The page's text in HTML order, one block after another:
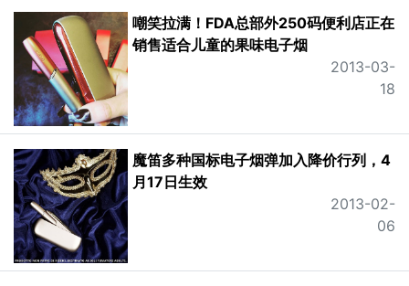
嘲笑拉满！FDA总部外250码便利店正在
销售适合儿童的果味电子烟
2013-03-
18
魔笛多种国标电子烟弹加入降价行列，4
月17日生效
2013-02-
06